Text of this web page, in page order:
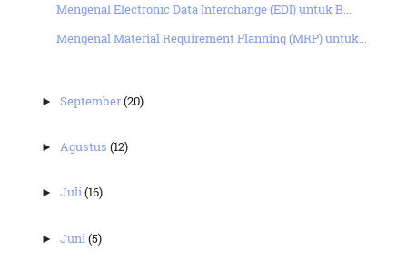
Mengenal Electronic Data Interchange (EDI) untuk B...
Mengenal Material Requirement Planning (MRP) untuk...
►September(20)
► Agustus(12)
►Juli(16)
►Juni(5)